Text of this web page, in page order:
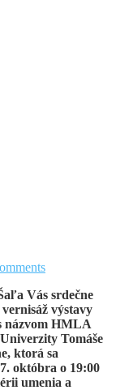
Vás srdečne
výstavy
názvom HMLA
Tomáše
ktorá sa
októbra o 19:00
umenia a